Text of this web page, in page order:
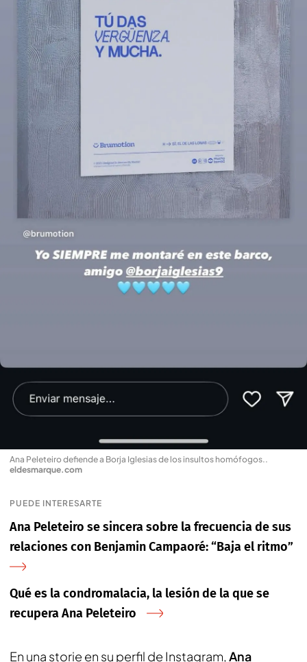
Ana Peleteiro defiende a Borja Iglesias de los insultos homófogos..
eldesmarque.com
PUEDE INTERESARTE
Ana Peleteiro se sincera sobre la frecuencia de sus
relaciones con Benjamin Campaoré: “Baja el ritmo”
Qué es la condromalacia, la lesión de la que se
recupera Ana Peleteiro
En una storie en su perfil de Instagram, Ana